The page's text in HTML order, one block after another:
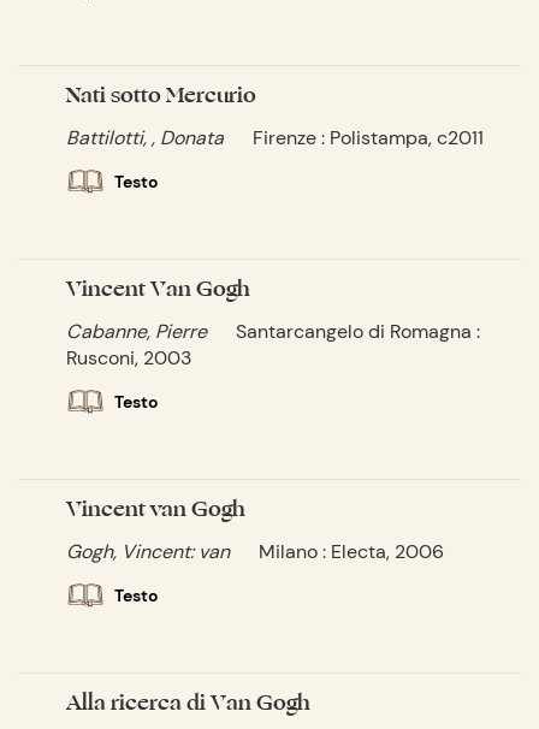
Nati sotto Mercurio
Battilotti, , Donata Firenze : Polistampa, c2011
Testo
Vincent Van Gogh
Cabanne, Pierre
Santarcangelo di Romagna :
Rusconi, 2003
Testo
Vincent van Gogh
Gogh, Vincent: van Milano : Electa, 2006
Testo
Alla ricerca di Van Gogh